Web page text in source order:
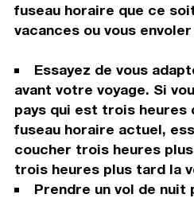
fuseau horaire que ce
vacances ou vous
Essayez de vous
avant votre voyage. Si
pays qui est trois
fuseau horaire actuel,
coucher trois heures
trois heures plus tard la
Prendre un vol de